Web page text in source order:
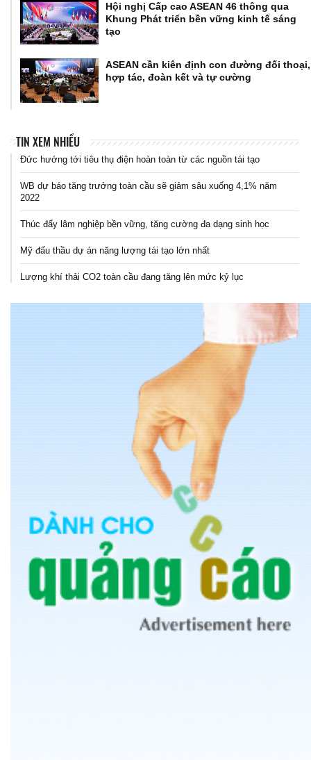
Hội nghị Cấp cao ASEAN 46 thông qua
Khung Phát triển bền vững kinh tế sáng
tạo
ASEAN cần kiên định con đường đối thoại,
hợp tác, đoàn kết và tự cường
TIN XEM NHIỀU
Đức hướng tới tiêu thụ điện hoàn toàn từ các nguồn tái tạo
WB dự báo tăng trưởng toàn cầu sẽ giảm sâu xuống 4,1% năm
2022
Thúc đẩy lâm nghiệp bền vững, tăng cường đa dạng sinh học
Mỹ đấu thầu dự án năng lượng tái tạo lớn nhất
Lượng khí thải CO2 toàn cầu đang tăng lên mức kỷ lục